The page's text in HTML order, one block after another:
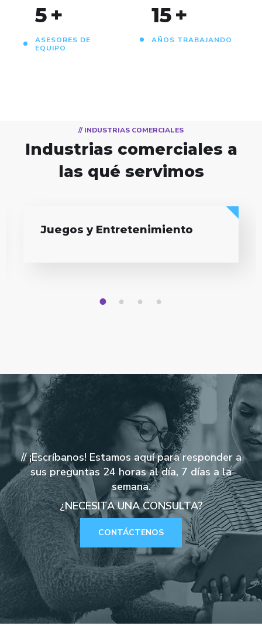
5+
ASESORES DE
EQUIPO
15+
AÑOS TRABAJANDO
// INDUSTRIAS COMERCIALES
Industrias comerciales a
las qué servimos
Tecnologías de la Información
1 2 3 4
// ¡Escríbanos! Estamos aquí para responder a
sus preguntas 24 horas al día, 7 días a la
semana.
¿NECESITA UNA CONSULTA?
CONTÁCTENOS